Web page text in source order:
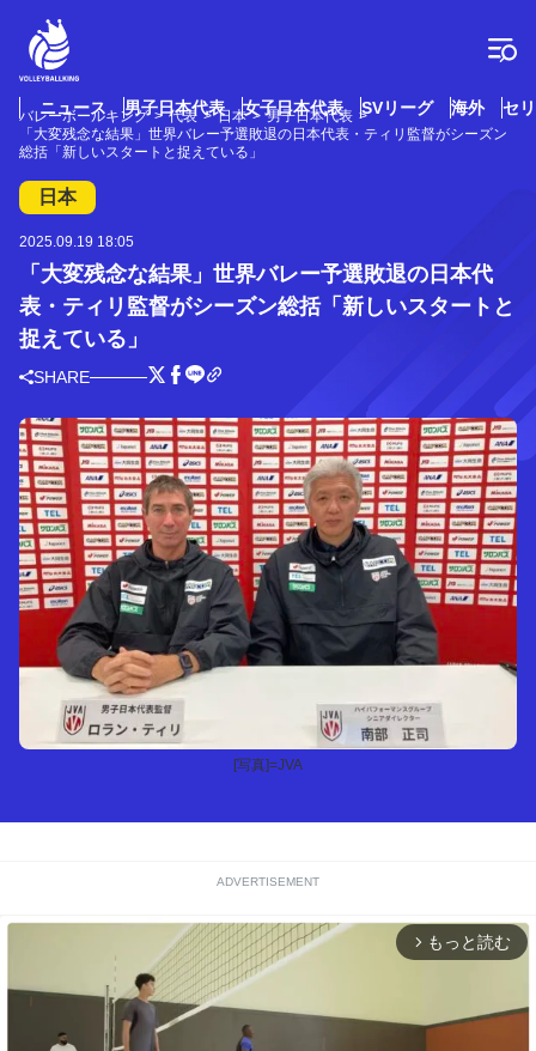
ニュース 男子日本代表 女子日本代表 SVリーグ 海外 セ
バレーボールキング 代表 日本
男子日本代表
「大変残念な結果」世界バレー予選敗退の日本代表・ティリ監督がシーズン
総括「新しいスタートと捉えている」
日本
2025.09.19 18:05
「大変残念な結果」世界バレー予選敗退の日本代
表・ティリ監督がシーズン総括「新しいスタートと
捉えている」
SHARE
[写真]=JVA
ADVERTISEMENT
arrow_forward_ios もっと読む